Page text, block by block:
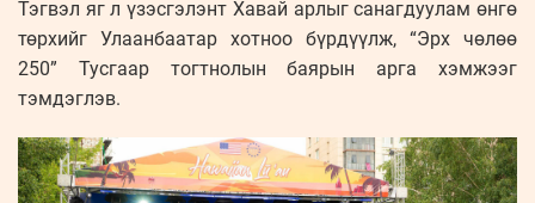
Тэгвэл яг л үзэсгэлэнт Хавай арлыг санагдуулам өнгө
төрхийг Улаанбаатар хотноо бүрдүүлж, “Эрх чөлөө
250” Тусгаар тогтнолын баярын арга хэмжээг
тэмдэглэв.